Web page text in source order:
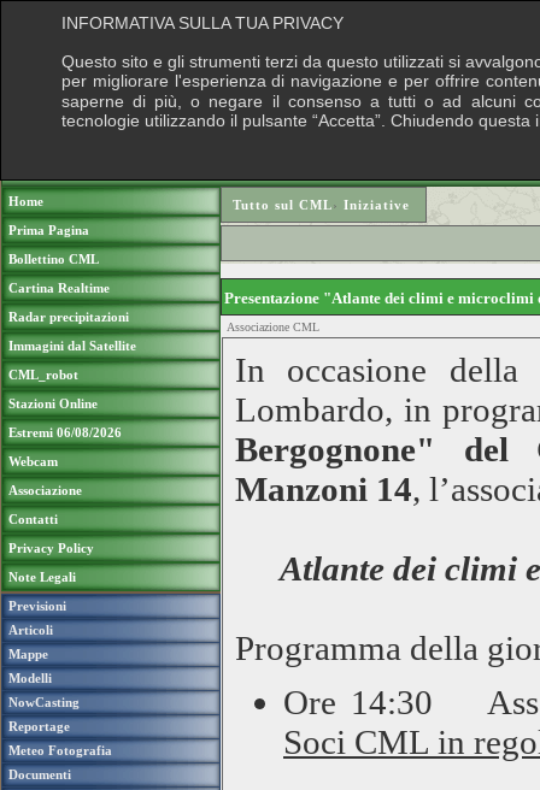
Home
Prima Pagina
Bollettino CML
Cartina Realtime
Radar precipitazioni
Immagini dal Satellite
CML_robot
Stazioni Online
Estremi 06/08/2026
Webcam
Associazione
Contatti
Privacy Policy
Note Legali
Previsioni
Articoli
Mappe
Modelli
NowCasting
Reportage
Meteo Fotografia
Documenti
Tutto sul CML› Iniziative
Presentazione "Atlante dei climi e
Associazione CML
In occasione della
Lombardo, in
Bergognone"
Manzoni 14,
Atlante dei climi
Programma della
Ore 14:30
Soci CML in
INFORMATIVA SULLA TUA PRIVACY
Questo sito e gli strumenti terzi da questo utilizzati si
per migliorare l'esperienza di navigazione e per offrire
saperne di più, o negare il consenso a tutti o ad alcuni
tecnologie utilizzando il pulsante “Accetta”. Chiudendo